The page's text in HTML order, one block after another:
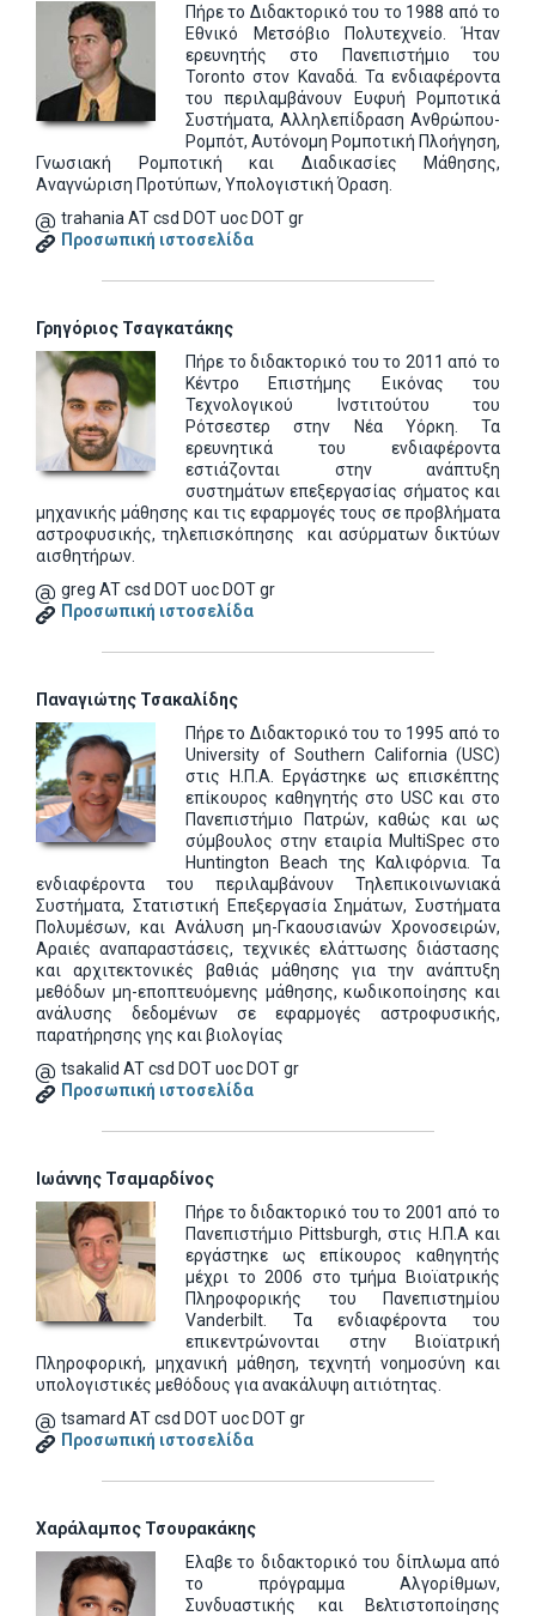
Πήρε το Διδακτορικό του το 1988 από το
Εθνικό Μετσόβιο Πολυτεχνείο. Ήταν
ερευνητής στο Πανεπιστήμιο του
Toronto στον Καναδά. Τα ενδιαφέροντα
του περιλαμβάνουν Ευφυή Ρομποτικά
Συστήματα, Αλληλεπίδραση Ανθρώπου-
Ρομπότ, Αυτόνομη Ρομποτική Πλοήγηση,
Γνωσιακή Ρομποτική και Διαδικασίες Μάθησης,
Αναγνώριση Προτύπων, Υπολογιστική Όραση.
trahania AT csd DOT uoc DOT gr
Προσωπική ιστοσελίδα
Γρηγόριος Τσαγκατάκης
Πήρε το διδακτορικό του το 2011 από το
Κέντρο Επιστήμης Εικόνας του
Τεχνολογικού Ινστιτούτου του
Ρότσεστερ στην Νέα Υόρκη. Τα
ερευνητικά του ενδιαφέροντα
εστιάζονται στην ανάπτυξη
συστημάτων επεξεργασίας σήματος και
μηχανικής μάθησης και τις εφαρμογές τους σε προβλήματα
αστροφυσικής, τηλεπισκόπησης και ασύρματων δικτύων
αισθητήρων.
greg AT csd DOT uoc DOT gr
Προσωπική ιστοσελίδα
Παναγιώτης Τσακαλίδης
Πήρε το Διδακτορικό του το 1995 από το
University of Southern California (USC)
στις Η.Π.Α. Εργάστηκε ως επισκέπτης
επίκουρος καθηγητής στο USC και στο
Πανεπιστήμιο Πατρών, καθώς και ως
σύμβουλος στην εταιρία MultiSpec στο
Huntington Beach της Καλιφόρνια. Τα
ενδιαφέροντα του περιλαμβάνουν Τηλεπικοινωνιακά
Συστήματα, Στατιστική Επεξεργασία Σημάτων, Συστήματα
Πολυμέσων, και Ανάλυση μη-Γκαουσιανών Χρονοσειρών,
Αραιές αναπαραστάσεις, τεχνικές ελάττωσης διάστασης
και αρχιτεκτονικές βαθιάς μάθησης για την ανάπτυξη
μεθόδων μη-εποπτευόμενης μάθησης, κωδικοποίησης και
ανάλυσης δεδομένων σε εφαρμογές αστροφυσικής,
παρατήρησης γης και βιολογίας
tsakalid AT csd DOT uoc DOT gr
Προσωπική ιστοσελίδα
Ιωάννης Τσαμαρδίνος
Πήρε το διδακτορικό του το 2001 από το
Πανεπιστήμιο Pittsburgh, στις Η.Π.Α και
εργάστηκε ως επίκουρος καθηγητής
μέχρι το 2006 στο τμήμα Βιοϊατρικής
Πληροφορικής του Πανεπιστημίου
Vanderbilt. Τα ενδιαφέροντα του
επικεντρώνονται στην Βιοϊατρική
Πληροφορική, μηχανική μάθηση, τεχνητή νοημοσύνη και
υπολογιστικές μεθόδους για ανακάλυψη αιτιότητας.
tsamard AT csd DOT uoc DOT gr
Προσωπική ιστοσελίδα
Χαράλαμπος Τσουρακάκης
Ελαβε το διδακτορικό του δίπλωμα από
το πρόγραμμα Αλγορίθμων,
Συνδυαστικής και Βελτιστοποίησης